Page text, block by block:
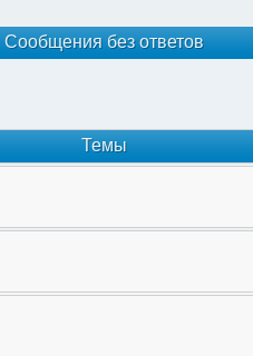
Сообщения без ответов
Темы